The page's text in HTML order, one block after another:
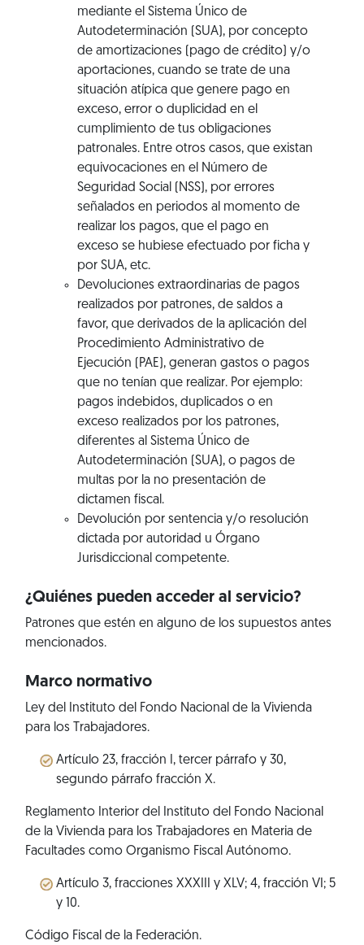
mediante el Sistema Único de
Autodeterminación (SUA), por concepto
de amortizaciones (pago de crédito) y/o
aportaciones, cuando se trate de una
situación atípica que genere pago en
exceso, error o duplicidad en el
cumplimiento de tus obligaciones
patronales. Entre otros casos, que existan
equivocaciones en el Número de
Seguridad Social (NSS), por errores
señalados en periodos al momento de
realizar los pagos, que el pago en
exceso se hubiese efectuado por ficha y
por SUA, etc.
Devoluciones extraordinarias de pagos
realizados por patrones, de saldos a
favor, que derivados de la aplicación del
Procedimiento Administrativo de
Ejecución (PAE), generan gastos o pagos
que no tenían que realizar. Por ejemplo:
pagos indebidos, duplicados o en
exceso realizados por los patrones,
diferentes al Sistema Único de
Autodeterminación (SUA), o pagos de
multas por la no presentación de
dictamen fiscal.
Devolución por sentencia y/o resolución
dictada por autoridad u Órgano
Jurisdiccional competente.
¿Quiénes pueden acceder al servicio?
Patrones que estén en alguno de los supuestos antes
mencionados.
Marco normativo
Ley del Instituto del Fondo Nacional de la Vivienda
para los Trabajadores.
Artículo 23, fracción I, tercer párrafo y 30,
segundo párrafo fracción X.
Reglamento Interior del Instituto del Fondo Nacional
de la Vivienda para los Trabajadores en Materia de
Facultades como Organismo Fiscal Autónomo.
Artículo 3, fracciones XXXIII y XLV; 4, fracción VI; 5
y 10.
Código Fiscal de la Federación.